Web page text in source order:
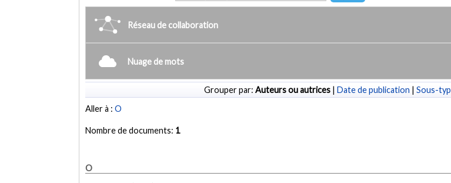
Réseau de collaboration
Nuage de mots
Grouper par: Auteurs ou autrices | Date de publication | Sous-
Aller à :O
Nombre de documents: 1
O